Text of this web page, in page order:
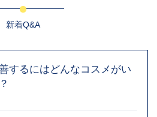
新着Q&A
するにはどんなコスメがい